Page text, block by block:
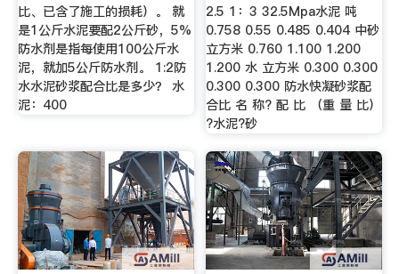
比、已含了施工的损耗）。 就
是1公斤水泥要配2公斤砂，5%
防水剂是指每使用100公斤水
泥，就加5公斤防水剂。 1:2防
水水泥砂浆配合比是多少？ 水
泥：400
2.5 1：3 32.5Mpa水泥 吨
0.758 0.55 0.485 0.404 中砂
立方米 0.760 1.100 1.200
1.200 水 立方米 0.300 0.300
0.300 0.300 防水快凝砂浆配
合比 名 称? 配 比 （重 量 比）
?水泥?砂